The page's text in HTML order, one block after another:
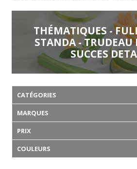
THÉMATIQUES -
STANDA - TRUDEAU
SUCCES
CATÉGORIES
MARQUES
PRIX
COULEURS